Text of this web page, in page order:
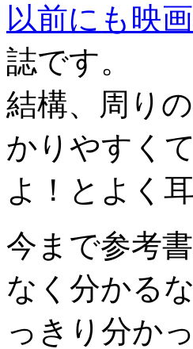
以前にも映
誌です。
結構、周り
かりやすく
よ！とよく
今まで参考
なく分かる
っきり分か